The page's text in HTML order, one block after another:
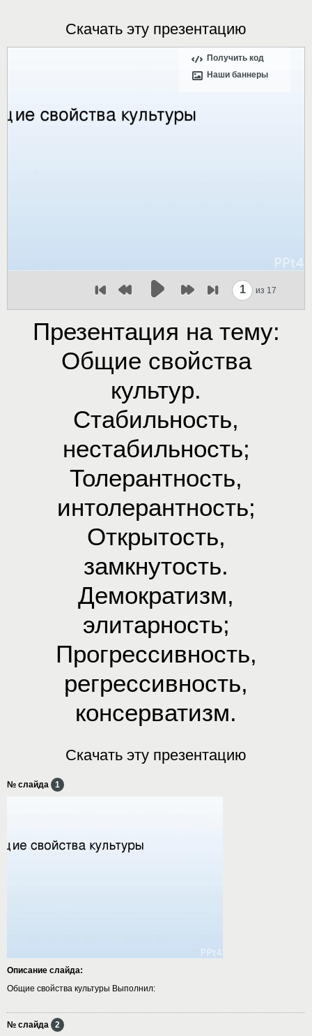
Скачать эту презентацию
Получить код
Наши баннеры
1 из 17
Презентация на тему:
Общие свойства
культур.
Стабильность,
нестабильность;
Толерантность,
интолерантность;
Открытость,
замкнутость.
Демократизм,
элитарность;
Прогрессивность,
регрессивность,
консерватизм.
Скачать эту презентацию
№ слайда 1
Описание слайда:
Общие свойства культуры Выполнил:
№ слайда 2